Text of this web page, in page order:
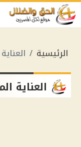
الرئيسية
العناية